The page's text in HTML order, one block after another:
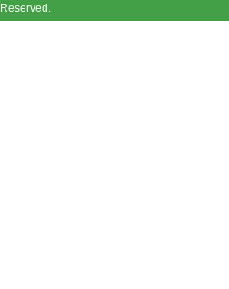
Reserved.